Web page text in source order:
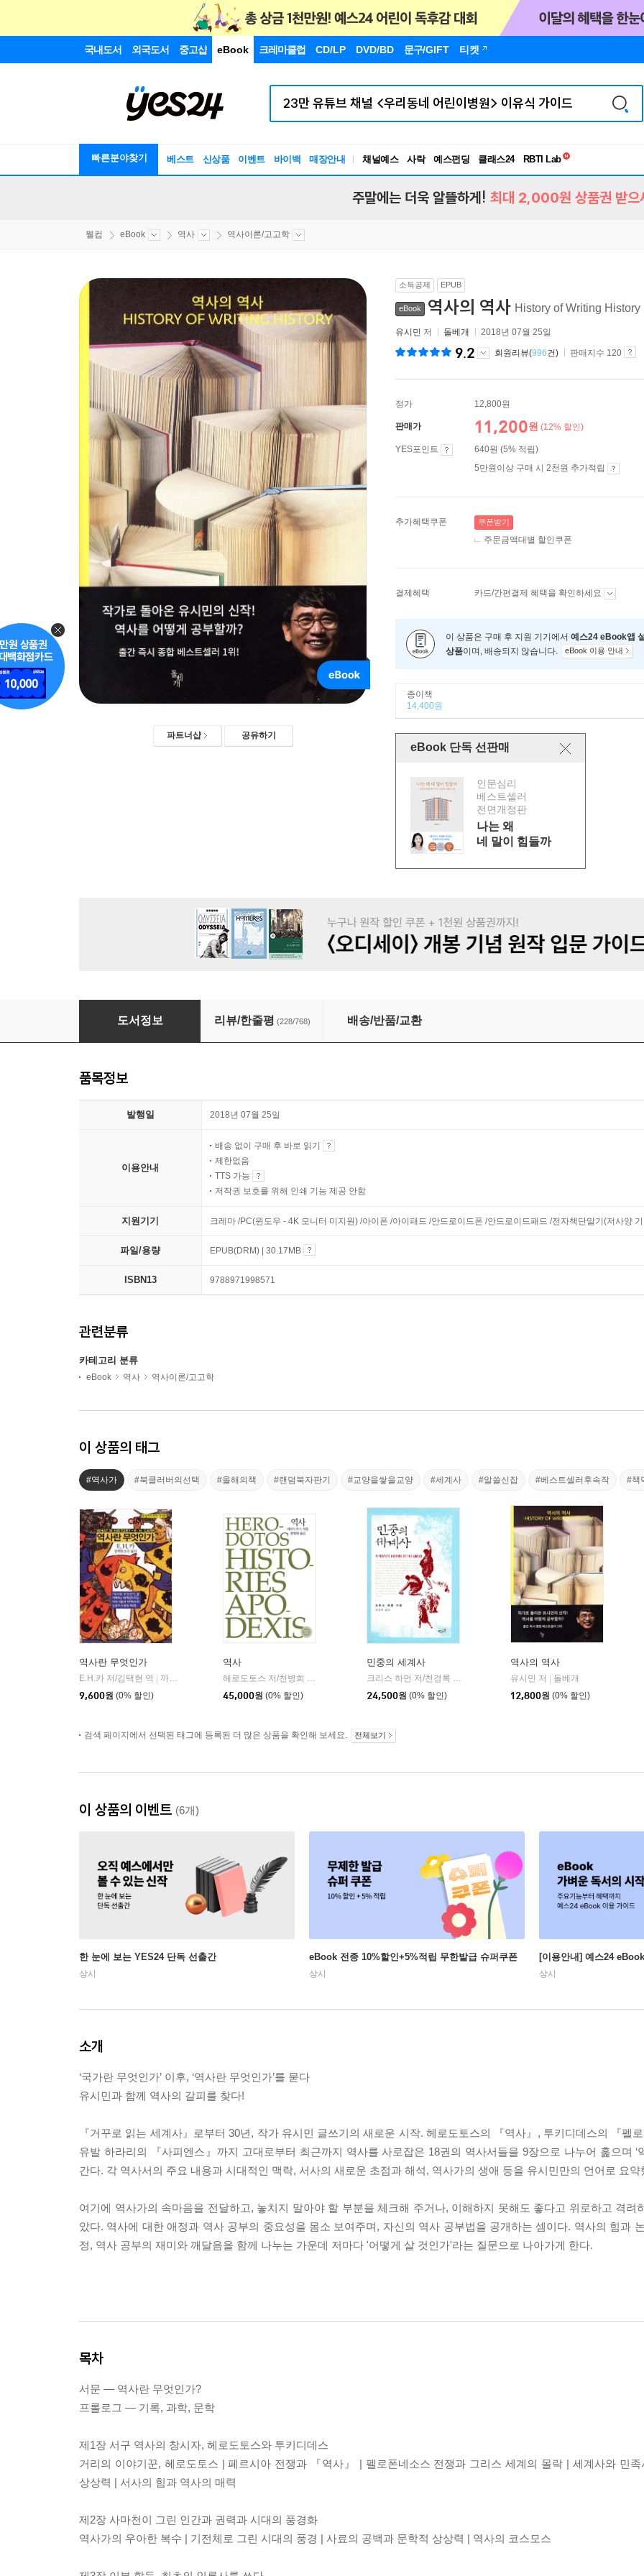
국내도서 외국도서 중고샵 eBook 크레마클럽 CD/LP DVD/BD 문구/GIFT 티켓
빠른분야찾기 베스트 신상품 이벤트 바이백 매장안내 채널예스 사락 예스펀딩 클래스24
RBTI Lab
독서유형검사
주말에는 더욱 알뜰하게! 최대 2,000원 상품권 받으
웰컴 eBook 역사 역사이론/고고학
파트너샵 공유하기
소득공제 EPUB
eBook 역사의 역사 History of Writing History
유시민 저 돌베개 2018년 07월 25일
9.2 회원리뷰(996건) 판매지수 120
정가 12,800원
판매가 11,200원 (12% 할인)
YES포인트
640원 (5% 적립)
5만원이상 구매 시 2천원 추가적립
추가혜택쿠폰 쿠폰받기
주문금액대별 할인쿠폰
결제혜택 카드/간편결제 혜택을 확인하세요
이 상품은 구매 후 지원 기기에서 예스24 eBook앱
상품이며, 배송되지 않습니다. eBook 이용 안내
종이책
14,400원
eBook 단독 선판매
인문심리
베스트셀러
전면개정판
나는 왜
네 말이 힘들까
역사의 역사
도서정보 리뷰/한줄평 (228/768) 배송/반품/교환
품목정보
발행일 2018년 07월 25일
이용안내
배송 없이 구매 후 바로 읽기
제한없음
TTS 가능
저작권 보호를 위해 인쇄 기능 제공 안함
지원기기 크레마 /PC(윈도우 - 4K 모니터 미지원) /아이폰 /아이패드 /안드로이드폰 /안드로이드패드 /전자책단말기(저사양
파일/용량 EPUB(DRM) | 30.17MB
ISBN13 9788971998571
관련분류
카테고리 분류
eBook 역사 역사이론/고고학
이 상품의 태그
#역사가 #북클러버의선택 #올해의책 #랜덤북자판기 #교양을쌓을교양 #세계사 #알쓸신잡 #베스트셀러후속작 #책
역사란 무엇인가
E.H.카 저/김택현 역 | 까치글방
9,600원 (0% 할인)
역사
45,000원 (0% 할인)
민중의 세계사
24,500원 (0% 할인)
역사의 역사
유시민 저 | 돌베개
12,800원 (0% 할인)
검색 페이지에서 선택된 태그에 등록된 더 많은 상품을 확인해 보세요. 전체보기
이 상품의 이벤트 (6개)
한 눈에 보는 YES24 단독 선출간
상시
eBook 전종 10%할인+5%적립 무한발급 슈퍼쿠폰
상시
[이용안내] 예스24
상시
소개
‘국가란 무엇인가’ 이후, ‘역사란 무엇인가’를 묻다
유시민과 함께 역사의 갈피를 찾다!
『거꾸로 읽는 세계사』로부터 30년, 작가 유시민 글쓰기의 새로운 시작. 헤로도토스의 『역사』, 투키디데스의 『펠
유발 하라리의 『사피엔스』까지 고대로부터 최근까지 역사를 사로잡은 18권의 역사서들을 9장으로 나누어 훑으며 ‘
간다. 각 역사서의 주요 내용과 시대적인 맥락, 서사의 새로운 초점과 해석, 역사가의 생애 등을 유시민만의 언어로 요약
여기에 역사가의 속마음을 전달하고, 놓치지 말아야 할 부분을 체크해 주거나, 이해하지 못해도 좋다고 위로하고 격려
았다. 역사에 대한 애정과 역사 공부의 중요성을 몸소 보여주며, 자신의 역사 공부법을 공개하는 셈이다. 역사의 힘과
정, 역사 공부의 재미와 깨달음을 함께 나누는 가운데 저마다 '어떻게 살 것인가'라는 질문으로 나아가게 한다.
목차
서문 ― 역사란 무엇인가?
프롤로그 ― 기록, 과학, 문학
제1장 서구 역사의 창시자, 헤로도토스와 투키디데스
거리의 이야기꾼, 헤로도토스 | 페르시아 전쟁과 『역사』 | 펠로폰네소스 전쟁과 그리스 세계의 몰락 | 세계사와 민
상상력 | 서사의 힘과 역사의 매력
제2장 사마천이 그린 인간과 권력과 시대의 풍경화
역사가의 우아한 복수 | 기전체로 그린 시대의 풍경 | 사료의 공백과 문학적 상상력 | 역사의 코스모스